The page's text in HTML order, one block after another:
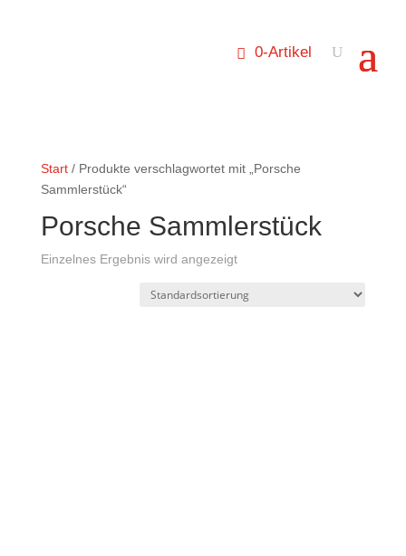
0-Artikel
Start/ Produkte verschlagwortet mit „Porsche
Sammlerstück“
Porsche Sammlerstück
Einzelnes Ergebnis wird angezeigt